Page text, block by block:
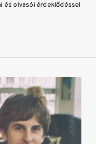
és olvasói érdeklődéssel